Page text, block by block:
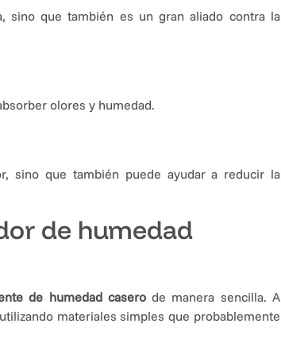
sino que también es un gran aliado contra la
olores y humedad.
sino que también puede ayudar a reducir la
de humedad
de humedad caserode manera sencilla. A
materiales simples que probablemente